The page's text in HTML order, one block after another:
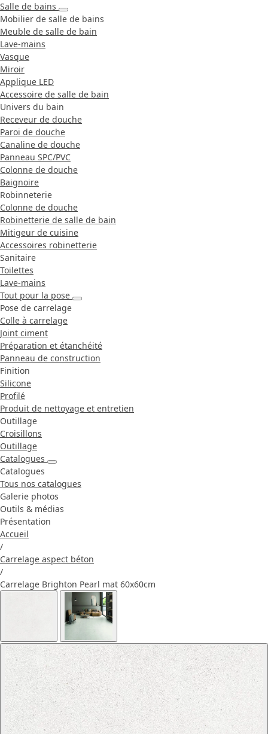
Salle de bains
Mobilier de salle de bains
Meuble de salle de bain
Lave-mains
Vasque
Miroir
Applique LED
Accessoire de salle de bain
Univers du bain
Receveur de douche
Paroi de douche
Canaline de douche
Panneau SPC/PVC
Colonne de douche
Baignoire
Robinneterie
Colonne de douche
Robinetterie de salle de bain
Mitigeur de cuisine
Accessoires robinetterie
Sanitaire
Toilettes
Lave-mains
Tout pour la pose
Pose de carrelage
Colle à carrelage
Joint ciment
Préparation et étanchéité
Panneau de construction
Finition
Silicone
Profilé
Produit de nettoyage et entretien
Outillage
Croisillons
Outillage
Catalogues
Catalogues
Tous nos catalogues
Galerie photos
Outils & médias
Présentation
Accueil
/
Carrelage aspect béton
/
Carrelage Brighton Pearl mat 60x60cm